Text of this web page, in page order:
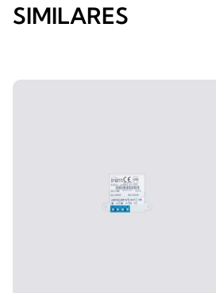
SIMILARES